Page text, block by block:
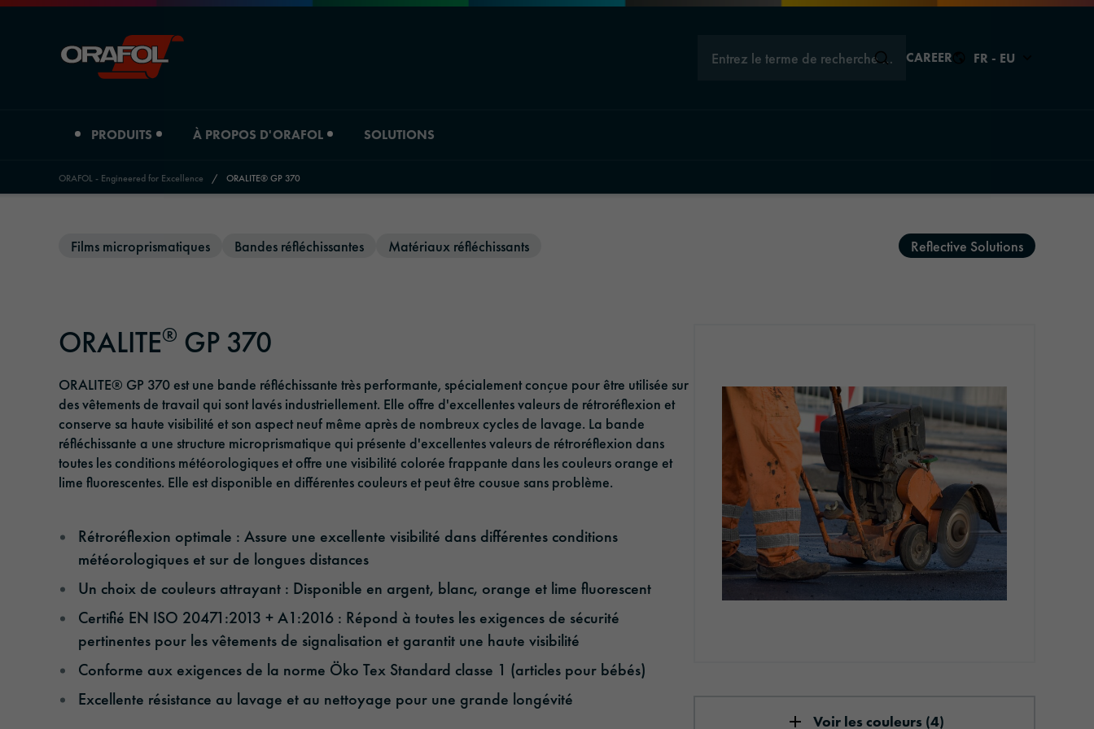
Entrez le terme de recherche … CAREER FR - EU
PRODUITS
Matériaux réfléchissants
Rubans adhésifs
Film solaire
Films de plastification et de protection
À PROPOS D'ORAFOL
Histoire
Management
Responsabilité
SOLUTIONS
Impression & papier
Logistique & Transports publics
Transport et infrastructure
Architecture et construction
Sécurité et protection
Optic Solutions
ORAFOL - Engineered for Excellence / ORALITE® GP 370
Films microprismatiques Bandes réfléchissantes Matériaux réfléchissants Reflective Solutions
Voir les couleurs (4)
ORALITE® GP 370
ORALITE® GP 370 est une bande réfléchissante très performante, spécialement conçue pour être utilisée sur
des vêtements de travail qui sont lavés industriellement. Elle offre d'excellentes valeurs de rétroréflexion et
conserve sa haute visibilité et son aspect neuf même après de nombreux cycles de lavage. La bande
réfléchissante a une structure microprismatique qui présente d'excellentes valeurs de rétroréflexion dans
toutes les conditions météorologiques et offre une visibilité colorée frappante dans les couleurs orange et
lime fluorescentes. Elle est disponible en différentes couleurs et peut être cousue sans problème.
Rétroréflexion optimale : Assure une excellente visibilité dans différentes conditions
météorologiques et sur de longues distances
Un choix de couleurs attrayant : Disponible en argent, blanc, orange et lime fluorescent
Certifié EN ISO 20471:2013 + A1:2016 : Répond à toutes les exigences de sécurité
pertinentes pour les vêtements de signalisation et garantit une haute visibilité
Conforme aux exigences de la norme Öko Tex Standard classe 1 (articles pour bébés)
Excellente résistance au lavage et au nettoyage pour une grande longévité